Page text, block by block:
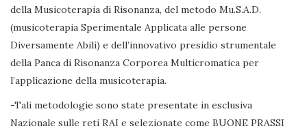
della Musicoterapia di Risonanza, del metodo Mu.S.A.D.
(musicoterapia Sperimentale Applicata alle persone
Diversamente Abili) e dell’innovativo presidio strumentale
della Panca di Risonanza Corporea Multicromatica per
l’applicazione della musicoterapia.
-Tali metodologie sono state presentate in esclusiva
Nazionale sulle reti RAI e selezionate come BUONE PRASSI